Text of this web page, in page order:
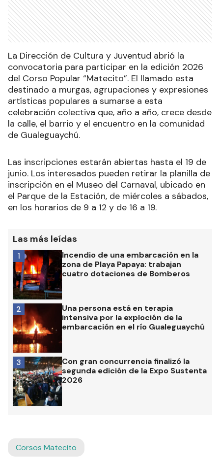
La Dirección de Cultura y Juventud abrió la
convocatoria para participar en la edición 2026
del Corso Popular “Matecito”. El llamado esta
destinado a murgas, agrupaciones y expresiones
artísticas populares a sumarse a esta
celebración colectiva que, año a año, crece desde
la calle, el barrio y el encuentro en la comunidad
de Gualeguaychú.
Las inscripciones estarán abiertas hasta el 19 de
junio. Los interesados pueden retirar la planilla de
inscripción en el Museo del Carnaval, ubicado en
el Parque de la Estación, de miércoles a sábados,
en los horarios de 9 a 12 y de 16 a 19.
Las más leídas
Incendio de una embarcación en la
zona de Playa Papaya: trabajan
cuatro dotaciones de Bomberos
1
Una persona está en terapia
intensiva por la exploción de la
embarcación en el río Gualeguaychú
2
Con gran concurrencia finalizó la
segunda edición de la Expo Sustenta
2026
3
Corsos Matecito